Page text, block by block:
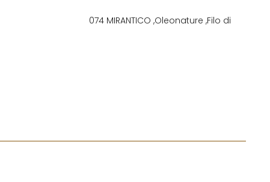
074 MIRANTICO ,Oleonature ,Filo di